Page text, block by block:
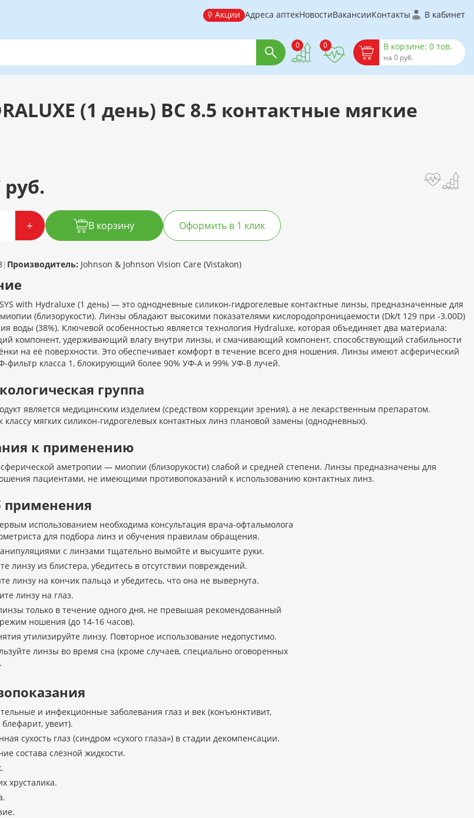
Акции Адреса аптекНовостиВакансииКонтакты В кабинет
0 0 В корзине: 0 тов.
на 0 руб.
(1 день) BC 8.5 контактные мягкие
руб.
+ В корзину Оформить в 1 клик
| Производитель: Johnson & Johnson Vision Care (Vistakon)
with Hydraluxe (1 день) — это однодневные силикон-гидрогелевые контактные линзы, предназначенные для
(близорукости). Линзы обладают высокими показателями кислородопроницаемости (Dk/t 129 при -3.00D)
воды (38%). Ключевой особенностью является технология Hydraluxe, которая объединяет два материала:
компонент, удерживающий влагу внутри линзы, и смачивающий компонент, способствующий стабильности
на её поверхности. Это обеспечивает комфорт в течение всего дня ношения. Линзы имеют асферический
фильтр класса 1, блокирующий более 90% УФ-А и 99% УФ-В лучей.
группа
является медицинским изделием (средством коррекции зрения), а не лекарственным препаратом.
классу мягких силикон-гидрогелевых контактных линз плановой замены (однодневных).
к применению
аметропии — миопии (близорукости) слабой и средней степени. Линзы предназначены для
пациентами, не имеющими противопоказаний к использованию контактных линз.
применения
использованием необходима консультация врача-офтальмолога
для подбора линз и обучения правилам обращения.
с линзами тщательно вымойте и высушите руки.
линзу из блистера, убедитесь в отсутствии повреждений.
линзу на кончик пальца и убедитесь, что она не вывернута.
линзу на глаз.
только в течение одного дня, не превышая рекомендованный
ношения (до 14-16 часов).
утилизируйте линзу. Повторное использование недопустимо.
линзы во время сна (кроме случаев, специально оговоренных
и инфекционные заболевания глаз и век (конъюнктивит,
блефарит, увеит).
сухость глаз (синдром «сухого глаза») в стадии декомпенсации.
состава слёзной жидкости.
хрусталика.